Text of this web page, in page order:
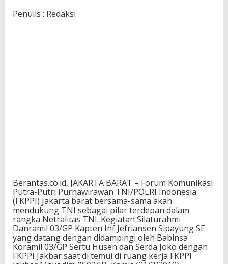
Penulis : Redaksi
Berantas.co.id, JAKARTA BARAT – Forum Komunikasi
Putra-Putri Purnawirawan TNI/POLRI Indonesia
(FKPPI) Jakarta barat bersama-sama akan
mendukung TNI sebagai pilar terdepan dalam
rangka Netralitas TNI. Kegiatan Silaturahmi
Danramil 03/GP Kapten Inf Jefriansen Sipayung SE
yang datang dengan didampingi oleh Babinsa
Koramil 03/GP Sertu Husen dan Serda Joko dengan
FKPPI Jakbar saat di temui di ruang kerja FKPPI